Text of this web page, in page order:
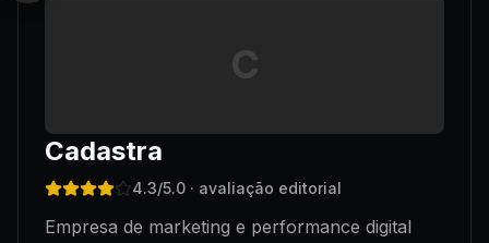
C
Cadastra
4.3/5.0 · avaliação editorial
Empresa de marketing e performance digital